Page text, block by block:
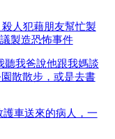
人犯藉朋友幫忙製
製造恐怖事件
我爸說他跟我媽談
散散步，或是去書
車送來的病人，一